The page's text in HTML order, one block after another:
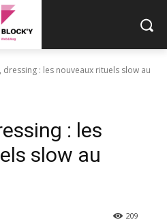
dressing : les nouveaux rituels slow au
: les
slow au
209